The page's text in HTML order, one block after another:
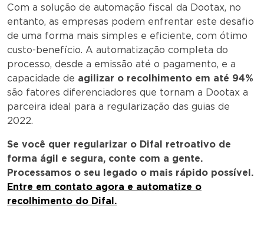
Com a solução de automação fiscal da Dootax, no
entanto, as empresas podem enfrentar este desafio
de uma forma mais simples e eficiente, com ótimo
custo-benefício. A automatização completa do
processo, desde a emissão até o pagamento, e a
capacidade de agilizar o recolhimento em até 94%
são fatores diferenciadores que tornam a Dootax a
parceira ideal para a regularização das guias de
2022.
Se você quer regularizar o Difal retroativo de
forma ágil e segura, conte com a gente.
Processamos o seu legado o mais rápido possível.
Entre em contato agora e automatize o
recolhimento do Difal.